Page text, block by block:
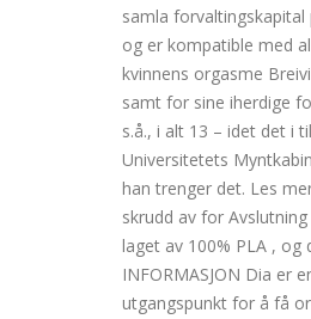
samla
og er kompatible med
kvinnens orgasme
samt for sine iherdige
s.å., i alt 13 – idet det i
Universitetets
han trenger det. Les
skrudd av for
laget av 100% PLA ,
INFORMASJON Dia er
utgangspunkt for å få